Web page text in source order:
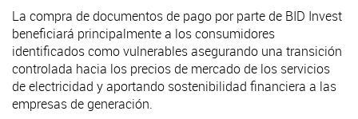
La compra de documentos de pago por parte de BID Invest
beneficiará principalmente a los consumidores
identificados como vulnerables asegurando una transición
controlada hacia los precios de mercado de los servicios
de electricidad y aportando sostenibilidad financiera a las
empresas de generación.